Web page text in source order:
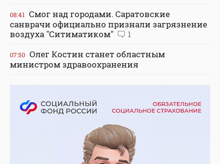
08:41 Смог над городами. Саратовские
санврачи официально признали загрязнение
воздуха "Ситиматиком"
1
07:50 Олег Костин станет областным
министром здравоохранения